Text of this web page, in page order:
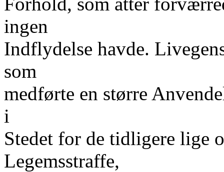
ingen
Indflydelse havde.
som
medførte en større
i
Stedet for de tidligere lige
Legemsstraffe,